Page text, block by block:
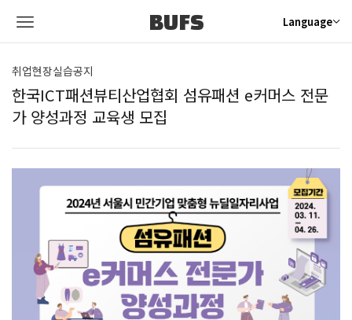
BUFS Language
취업현장실습공지
한국ICT패션뷰티산업협회 섬유패션 e커머스 전문
가 양성과정 교육생 모집